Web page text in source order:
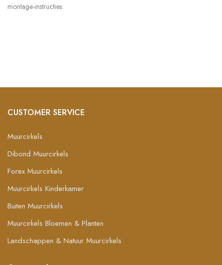
montage-instructies.
CUSTOMER SERVICE
Muurcirkels
Dibond Muurcirkels
Forex Muurcirkels
Muurcirkels Kinderkamer
Buiten Muurcirkels
Muurcirkels Bloemen & Planten
Landschappen & Natuur Muurcirkels